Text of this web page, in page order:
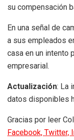
su compensación
En una señal de
a sus empleados
casa en un intento
empresarial.
Actualización: La
datos disponibles
Gracias por leer
Facebook, Twitter,